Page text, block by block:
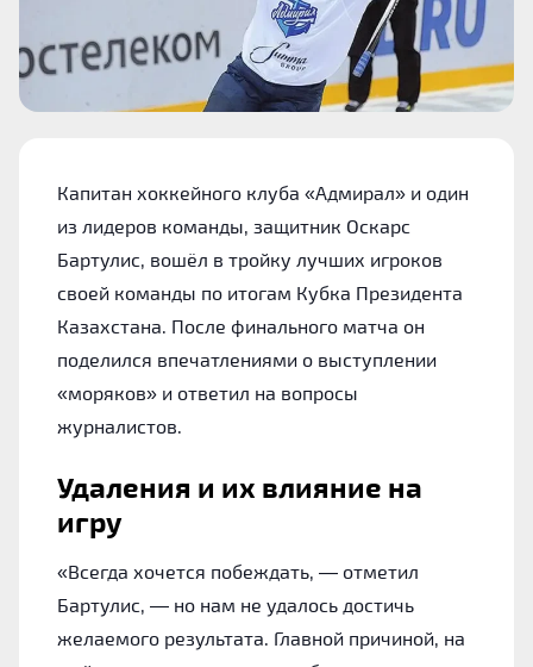
Капитан хоккейного клуба «Адмирал» и один
из лидеров команды, защитник Оскарс
Бартулис, вошёл в тройку лучших игроков
своей команды по итогам Кубка Президента
Казахстана. После финального матча он
поделился впечатлениями о выступлении
«моряков» и ответил на вопросы
журналистов.
Удаления и их влияние на
игру
«Всегда хочется побеждать, — отметил
Бартулис, — но нам не удалось достичь
желаемого результата. Главной причиной, на